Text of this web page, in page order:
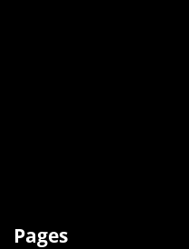
Pages